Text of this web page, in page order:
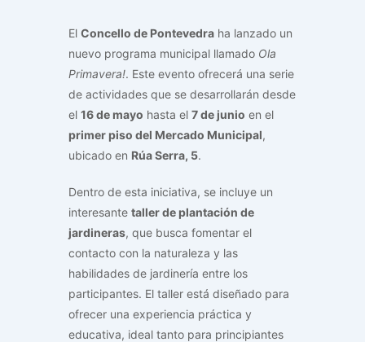
El Concello de Pontevedra ha lanzado un
nuevo programa municipal llamado Ola
Primavera!. Este evento ofrecerá una serie
de actividades que se desarrollarán desde
el 16 de mayo hasta el 7 de junio en el
primer piso del Mercado Municipal,
ubicado en Rúa Serra, 5.
Dentro de esta iniciativa, se incluye un
interesante taller de plantación de
jardineras, que busca fomentar el
contacto con la naturaleza y las
habilidades de jardinería entre los
participantes. El taller está diseñado para
ofrecer una experiencia práctica y
educativa, ideal tanto para principiantes